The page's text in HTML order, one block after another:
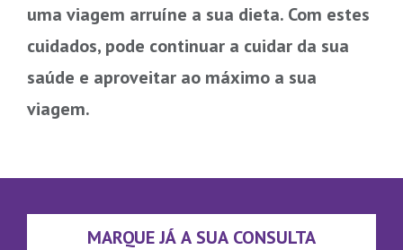
uma viagem arruíne a sua dieta. Com estes
cuidados, pode continuar a cuidar da sua
saúde e aproveitar ao máximo a sua
viagem.
MARQUE JÁ A SUA CONSULTA